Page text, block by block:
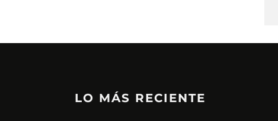
LO MÁS RECIENTE